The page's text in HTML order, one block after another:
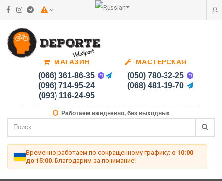
МАГАЗИН
(066) 361-86-35
(096) 714-95-24
(093) 116-24-95
МАСТЕРСКАЯ
(050) 780-32-25
(068) 481-19-70
Работаем ежедневно, без выходных
Временно работаем по сокращенному графику: с 10:00
до 15:00 . Благодарим за понимание!